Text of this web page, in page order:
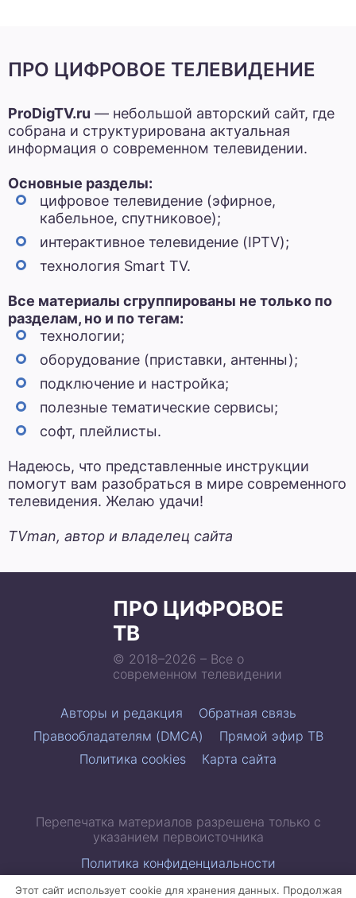
ПРО ЦИФРОВОЕ ТЕЛЕВИДЕНИЕ
ProDigTV.ru — небольшой авторский сайт, где
собрана и структурирована актуальная
информация о современном телевидении.
Основные разделы:
цифровое телевидение (эфирное,
кабельное, спутниковое);
интерактивное телевидение (IPTV);
технология Smart TV.
Все материалы сгруппированы не только по
разделам, но и по тегам:
технологии;
оборудование (приставки, антенны);
подключение и настройка;
полезные тематические сервисы;
софт, плейлисты.
Надеюсь, что представленные инструкции
помогут вам разобраться в мире современного
телевидения. Желаю удачи!
TVman, автор и владелец сайта
ПРО ЦИФРОВОЕ
ТВ
© 2018–2026 – Все о
современном телевидении
Авторы и редакция
Обратная связь
Правообладателям (DMCA)
Прямой эфир ТВ
Политика cookies
Карта сайта
Перепечатка материалов разрешена только с
указанием первоисточника
Политика конфиденциальности
Этот сайт использует cookie для хранения данных. Продолжая